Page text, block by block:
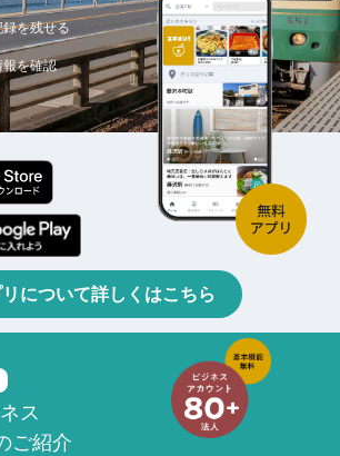
を残せる
を確認
について詳しくはこちら
ス
ご紹介